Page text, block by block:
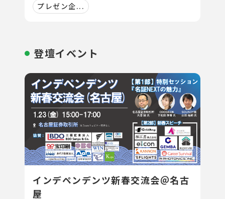
プレゼン企...
登壇イベント
インデペンデンツ新春交流会＠名古
屋